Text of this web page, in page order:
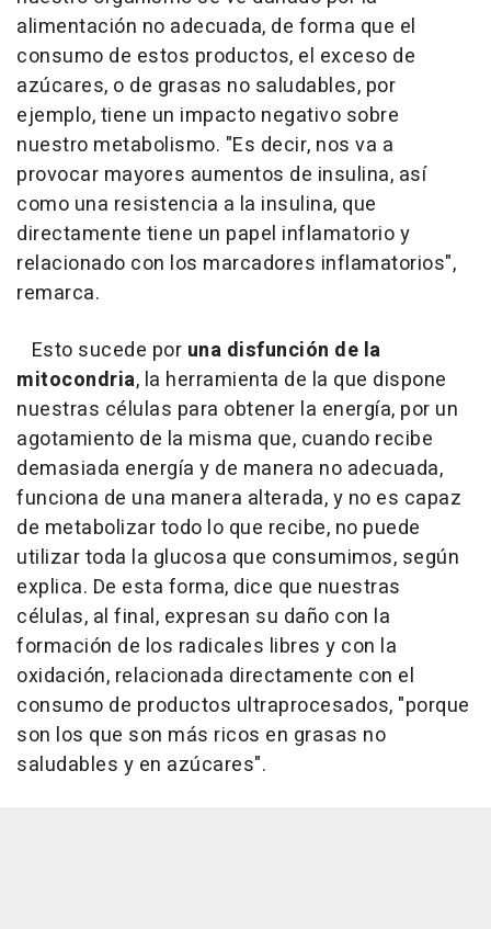
alimentación no adecuada, de forma que el
consumo de estos productos, el exceso de
azúcares, o de grasas no saludables, por
ejemplo, tiene un impacto negativo sobre
nuestro metabolismo. "Es decir, nos va a
provocar mayores aumentos de insulina, así
como una resistencia a la insulina, que
directamente tiene un papel inflamatorio y
relacionado con los marcadores inflamatorios",
remarca.
Esto sucede por una disfunción de la
mitocondria, la herramienta de la que dispone
nuestras células para obtener la energía, por un
agotamiento de la misma que, cuando recibe
demasiada energía y de manera no adecuada,
funciona de una manera alterada, y no es capaz
de metabolizar todo lo que recibe, no puede
utilizar toda la glucosa que consumimos, según
explica. De esta forma, dice que nuestras
células, al final, expresan su daño con la
formación de los radicales libres y con la
oxidación, relacionada directamente con el
consumo de productos ultraprocesados, "porque
son los que son más ricos en grasas no
saludables y en azúcares".